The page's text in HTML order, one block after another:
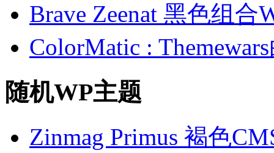
Brave Zeenat 黑色组合
ColorMatic :
随机WP主题
Zinmag Primus 褐色